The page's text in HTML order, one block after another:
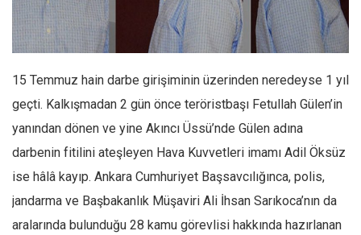
Facebook
Instagram
Editörden
Kemal Özer
Mahmut Toptaş
Yvonne Ridley
Barış Tarımcıoğlu
15 Temmuz hain darbe girişiminin üzerinden neredeyse 1 yıl
geçti. Kalkışmadan 2 gün önce teröristbaşı Fetullah Gülen’in
yanından dönen ve yine Akıncı Üssü’nde Gülen adına
darbenin fitilini ateşleyen Hava Kuvvetleri imamı Adil Öksüz
ise hâlâ kayıp. Ankara Cumhuriyet Başsavcılığınca, polis,
jandarma ve Başbakanlık Müşaviri Ali İhsan Sarıkoca’nın da
aralarında bulunduğu 28 kamu görevlisi hakkında hazırlanan